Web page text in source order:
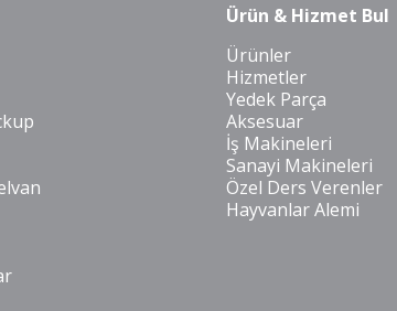
Ürün & Hizmet Bul
Ürünler
Hizmetler
Yedek Parça
Aksesuar
İş Makineleri
Sanayi Makineleri
Özel Ders Verenler
Hayvanlar Alemi